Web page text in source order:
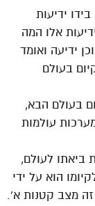
ידיעות
אלו המה
ידיעה ואומד
בעולם
בעולם הבא,
עולמות
ביאתו לעולם,
הוא על ידי
מצב קטנות א'.